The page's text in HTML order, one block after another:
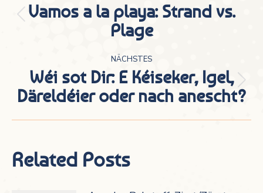
Vorheriger
Beitrag:
Vamos a la playa: Strand vs.
Plage
NÄCHSTES
Nächster
Beitrag:
Wéi sot Dir: E Kéiseker, Igel,
Däreldéier oder nach anescht?
Related Posts